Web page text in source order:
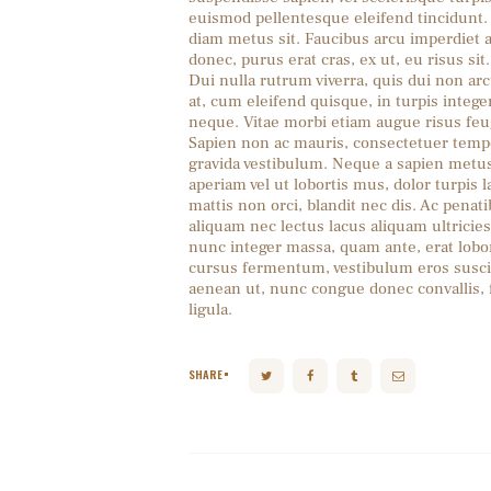
euismod pellentesque eleifend
diam metus sit. Faucibus arcu
donec, purus erat cras, ex ut, eu risus sit.
Dui nulla rutrum viverra, quis dui non
at, cum eleifend quisque, in turpis
neque. Vitae morbi etiam augue risus
Sapien non ac mauris, consectetuer
gravida vestibulum. Neque a sapien
aperiam vel ut lobortis mus, dolor turpis
mattis non orci, blandit nec dis. Ac
aliquam nec lectus lacus aliquam
nunc integer massa, quam ante, erat
cursus fermentum, vestibulum eros
aenean ut, nunc congue donec
ligula.
SHARE